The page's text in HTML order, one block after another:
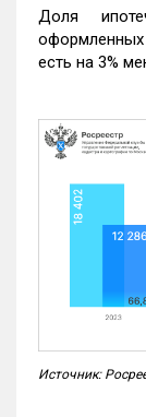
Доля
есть на 3%
Источник: